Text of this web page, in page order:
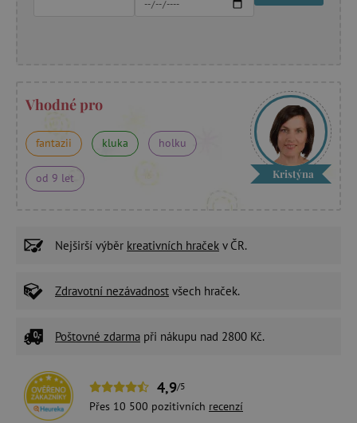
Vhodné pro
fantazii kluka holku
od 9 let Kristýna
Nejširší výběr kreativních hraček v ČR.
Zdravotní nezávadnost všech hraček.
Poštovné zdarma při nákupu nad 2800 Kč.
4,9/5
Přes 10 500 pozitivních recenzí